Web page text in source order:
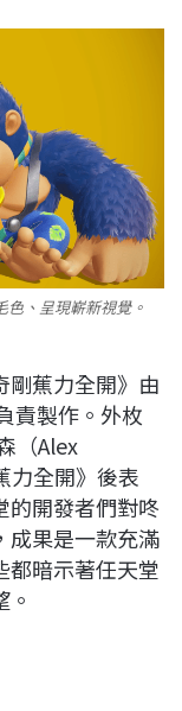
、呈現嶄新視覺。
剛蕉力全開》由
責製作。外枚
（Alex
力全開》後表
的開發者們對咚
成果是一款充滿
都暗示著任天堂